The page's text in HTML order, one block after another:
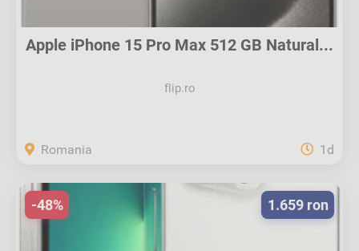
Apple iPhone 15 Pro Max 512 GB Natural...
flip.ro
Romania 1d
1.659 ron
-48%